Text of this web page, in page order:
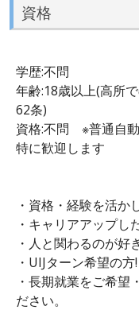
資格
学歴:不問
年齢:18歳以上(高所
62条)
資格:不問 ※普通自
特に歓迎します
・資格・経験を活か
・キャリアアップし
・人と関わるのが好
・UIJターン希望の方!
・長期就業をご希望
ださい。